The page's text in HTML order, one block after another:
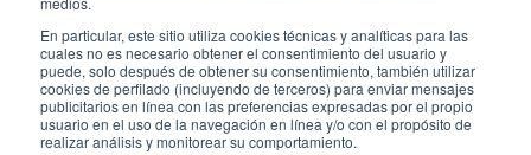
En particular, este sitio utiliza cookies técnicas y analíticas para las
cuales no es necesario obtener el consentimiento del usuario y
puede, solo después de obtener su consentimiento, también utilizar
cookies de perfilado (incluyendo de terceros) para enviar mensajes
publicitarios en línea con las preferencias expresadas por el propio
usuario en el uso de la navegación en línea y/o con el propósito de
realizar análisis y monitorear su comportamiento.
Subscríbete a nuestro boletín
Trabaja con nosotros
Los envases de Interfluid